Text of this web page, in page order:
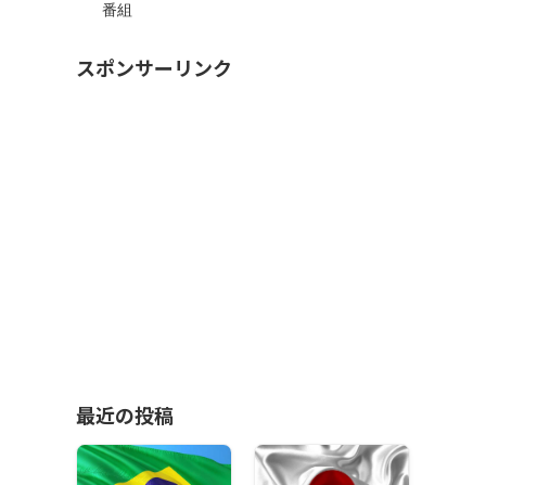
番組
スポンサーリンク
最近の投稿